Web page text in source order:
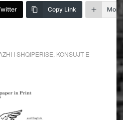
Copy Link More
I SHQIPERISE KONSUJT E